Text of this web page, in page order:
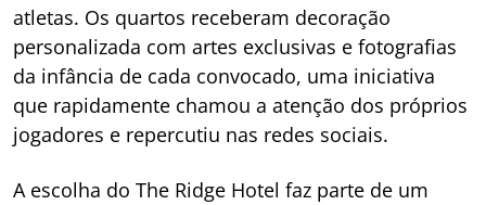
atletas. Os quartos receberam decoração
personalizada com artes exclusivas e fotografias
da infância de cada convocado, uma iniciativa
que rapidamente chamou a atenção dos próprios
jogadores e repercutiu nas redes sociais.
A escolha do The Ridge Hotel faz parte de um